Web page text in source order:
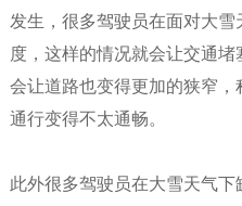
发生，很多驾驶员在面对大
度，这样的情况就会让交通
会让道路也变得更加的狭窄
通行变得不太通畅。
此外很多驾驶员在大雪天气下